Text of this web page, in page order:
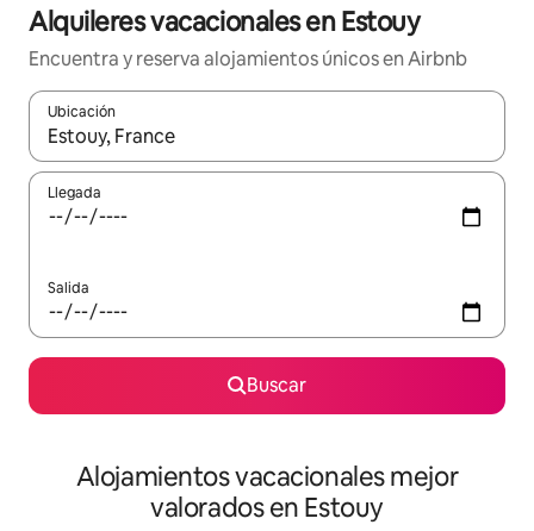
Alquileres vacacionales en Estouy
Encuentra y reserva alojamientos únicos en Airbnb
Ubicación
Cuando los resultados estén disponibles, navega con las
Llegada
Salida
Buscar
Alojamientos vacacionales mejor
valorados en Estouy